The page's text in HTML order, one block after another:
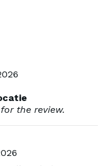
the review.